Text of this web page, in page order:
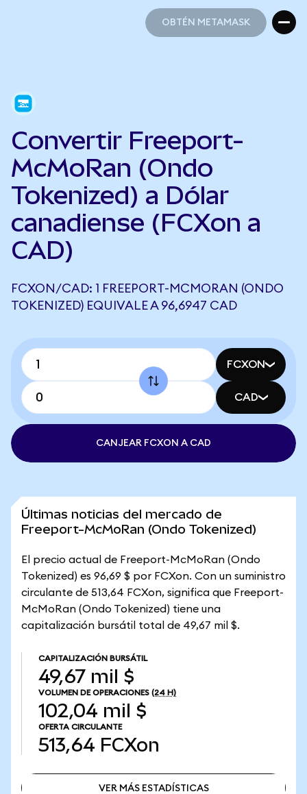
OBTÉN METAMASK
Convertir Freeport-
McMoRan (Ondo
Tokenized) a Dólar
canadiense (FCXon a
CAD)
FCXON/CAD: 1 FREEPORT-MCMORAN (ONDO
TOKENIZED) EQUIVALE A 96,6947 CAD
FCXON
CAD
CANJEAR FCXON A CAD
Últimas noticias del mercado de
Freeport-McMoRan (Ondo Tokenized)
El precio actual de Freeport-McMoRan (Ondo
Tokenized) es 96,69 $ por FCXon. Con un suministro
circulante de 513,64 FCXon, significa que Freeport-
McMoRan (Ondo Tokenized) tiene una
capitalización bursátil total de 49,67 mil $.
CAPITALIZACIÓN BURSÁTIL
49,67 mil $
VOLUMEN DE OPERACIONES (24 H)
102,04 mil $
OFERTA CIRCULANTE
513,64 FCXon
VER MÁS ESTADÍSTICAS